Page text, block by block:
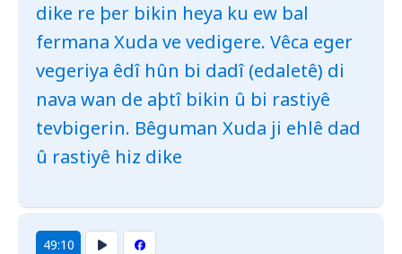
dike re þer bikin heya ku ew bal
fermana Xuda ve vedigere. Vêca eger
vegeriya êdî hûn bi dadî (edaletê) di
nava wan de aþtî bikin û bi rastiyê
tevbigerin. Bêguman Xuda ji ehlê dad
û rastiyê hiz dike
49:10